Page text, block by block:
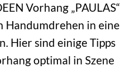
Vorhang „PAULAS“
Handumdrehen in eine
Hier sind einige Tipps
optimal in Szene